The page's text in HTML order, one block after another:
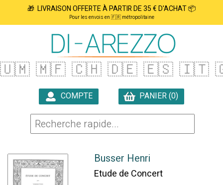
🎁 LIVRAISON OFFERTE À PARTIR DE 35 € D'ACHAT 📦
Pour les envois en 🇫🇷 métropolitaine
🇺🇲 🇲🇫 🇨🇭 🇩🇪 🇪🇸 🇮🇹
COMPTE
PANIER (0)
Busser Henri
Etude de Concert